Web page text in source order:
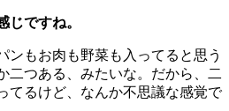
じですね。
ンもお肉も野菜も入ってると思う
二つある、みたいな。だから、二
てるけど、なんか不思議な感覚で